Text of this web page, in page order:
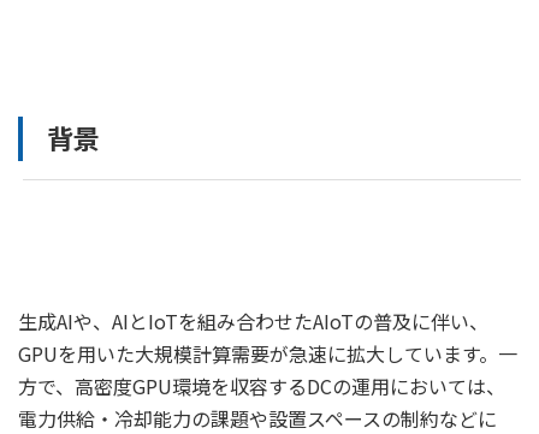
背景
生成AIや、AIとIoTを組み合わせたAIoTの普及に伴い、
GPUを用いた大規模計算需要が急速に拡大しています。一
方で、高密度GPU環境を収容するDCの運用においては、
電力供給・冷却能力の課題や設置スペースの制約などに